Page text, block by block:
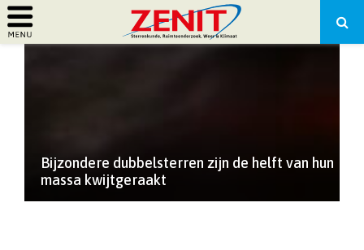
PRIMARY
Bijzondere dubbelsterren zijn de helft van hun
massa kwijtgeraakt